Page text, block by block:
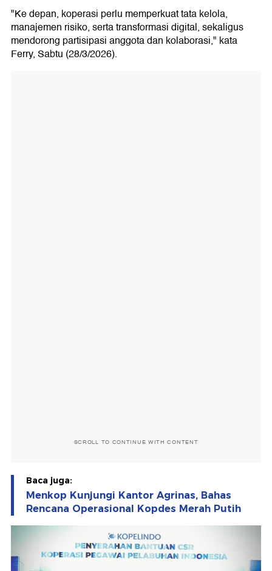
"Ke depan, koperasi perlu memperkuat tata kelola,
manajemen risiko, serta transformasi digital, sekaligus
mendorong partisipasi anggota dan kolaborasi," kata
Ferry, Sabtu (28/3/2026).
SCROLL TO CONTINUE WITH CONTENT
Baca juga:
Menkop Kunjungi Kantor Agrinas, Bahas
Rencana Operasional Kopdes Merah Putih